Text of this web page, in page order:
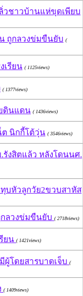
วชาวบ้านแห่ขุดเพียบ
ถูกลวงข่มขืนยับ (
เรียน ( 1125views)
( 1377views)
ดินแดน ( 1436views)
ต นิกกี้โต้วุ่น ( 3546views)
งสิตแล้ว หลังโดนนศ.
บหัวลูกวัย2ขวบสาหัส
ลวงข่มขืนยับ ( 2718views)
ยน ( 1421views)
โดยสารบาดเจ็บ (
( 1409views)